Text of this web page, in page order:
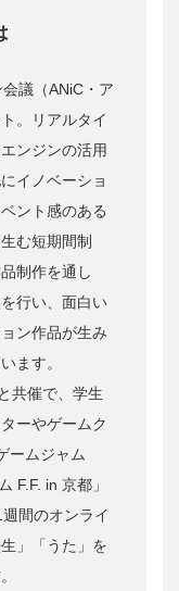
議（ANiC・ア
。リアルタイ
ンジンの活用
イノベーショ
ント感のある
む短期間制
制作を通し
行い、面白い
ン作品が生み
ます。
共催で、学生
ーやゲームク
ームジャム
F.F. in 京都」
間のオンライ
」「うた」を